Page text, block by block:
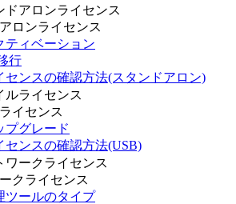
ドアロンライセンス
ロンライセンス
ティベーション
行
センスの確認方法(スタンドアロン)
ルライセンス
イセンス
プグレード
センスの確認方法(USB)
ワークライセンス
クライセンス
ツールのタイプ